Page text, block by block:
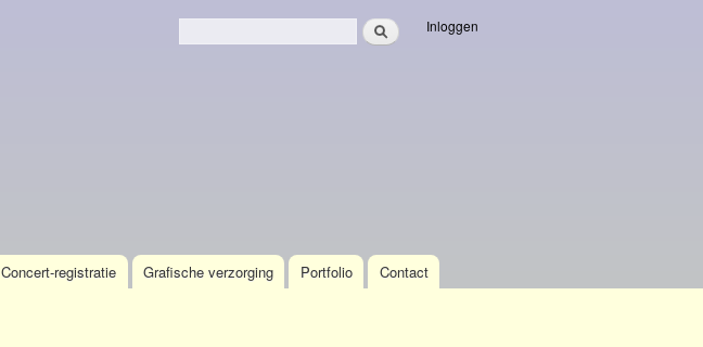
Zoekveld
Zoeken Inloggen
Concert-registratie Grafische verzorging Portfolio Contact